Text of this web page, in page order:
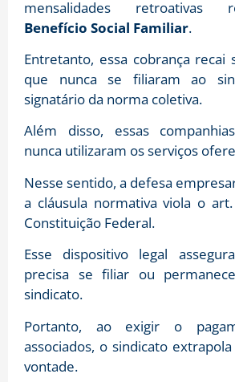
mensalidades retroativas
Benefício Social Familiar.
Entretanto, essa cobrança recai
que nunca se filiaram ao
signatário da norma coletiva.
Além disso, essas
nunca utilizaram os serviços
Nesse sentido, a defesa
a cláusula normativa viola o art.
Constituição Federal.
Esse dispositivo legal
precisa se filiar ou
sindicato.
Portanto, ao exigir o
associados, o sindicato
vontade.